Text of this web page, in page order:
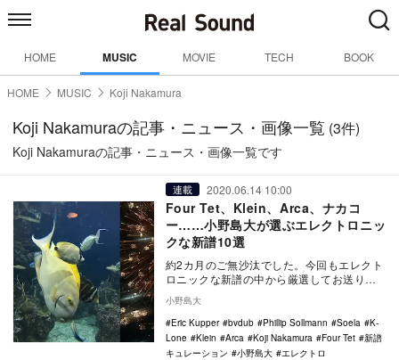
HOME MUSIC MOVIE TECH BOOK
HOME MUSIC Koji Nakamura
Koji Nakamuraの記事・ニュース・画像一覧 (3件)
Koji Nakamuraの記事・ニュース・画像一覧です
連載 2020.06.14 10:00
Four Tet、Klein、Arca、ナカコ
ー……小野島大が選ぶエレクトロニッ
クな新譜10選
約2カ月のご無沙汰でした。今回もエレクト
ロニックな新譜の中から厳選してお送りし
小野島大
Eric Kupper
bvdub Phillip Sollmann Soela
K-
Lone
Klein Arca Koji Nakamura Four Tet
新譜
キュレーション
小野島大 エレクトロ